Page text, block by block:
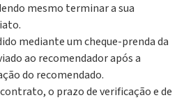
mesmo terminar a sua
mediante um cheque-prenda da
ao recomendador após a
do recomendado.
o prazo de verificação e de